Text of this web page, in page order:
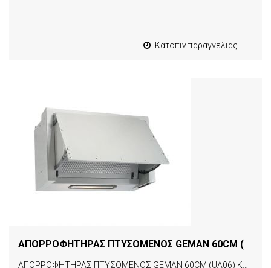
Κατοπιν παραγγελιας από 4 έως 10 εργασιμες